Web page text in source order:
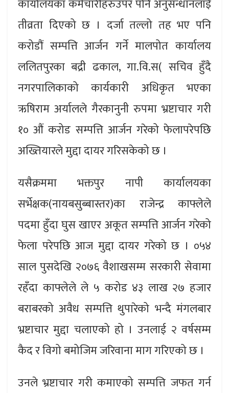
कार्यालयका कर्मचारीहरुउपर पनि अनुसन्धानलाई
तीव्रता दिएको छ । दर्जा तल्लो तह भए पनि
करोडौं सम्पत्ति आर्जन गर्ने मालपोत कार्यालय
ललितपुरका बद्री ढकाल, गा.वि.स( सचिव हुँदै
नगरपालिकाको कार्यकारी अधिकृत भएका
ऋषिराम अर्यालले गैरकानुनी रुपमा भ्रष्टाचार गरी
१० औं करोड सम्पत्ति आर्जन गरेको फेलापरेपछि
अख्तियारले मुद्दा दायर गरिसकेको छ ।
यसैक्रममा भक्तपुर नापी कार्यालयका
सर्भेक्षक(नायबसुब्बास्तर)का राजेन्द्र काफ्लेले
पदमा हुँदा घुस खाएर अकूत सम्पत्ति आर्जन गरेको
फेला परेपछि आज मुद्दा दायर गरेको छ । ०५४
साल पुसदेखि २०७६ वैशाखसम्म सरकारी सेवामा
रहँदा काफ्लेले ले ५ करोड ४३ लाख २७ हजार
बराबरको अवैध सम्पत्ति थुपारेको भन्दै मंगलबार
भ्रष्टाचार मुद्दा चलाएको हो । उनलाई २ वर्षसम्म
कैद र विगो बमोजिम जरिवाना माग गरिएको छ ।
उनले भ्रष्टाचार गरी कमाएको सम्पत्ति जफत गर्न